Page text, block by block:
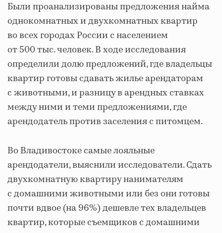
Были проанализированы предложения найма
однокомнатных и двухкомнатных квартир
во всех городах России с населением
от 500 тыс. человек. В ходе исследования
определили долю предложений, где владельцы
квартир готовы сдавать жилье арендаторам
с животными, и разницу в арендных ставках
между ними и теми предложениями, где
арендодатель против заселения с питомцем.
Во Владивостоке самые лояльные
арендодатели, выяснили исследователи. Сдать
двухкомнатную квартиру нанимателям
с домашними животными или без они готовы
почти вдвое (на 96%) дешевле тех владельцев
квартир, которые съемщиков с домашними